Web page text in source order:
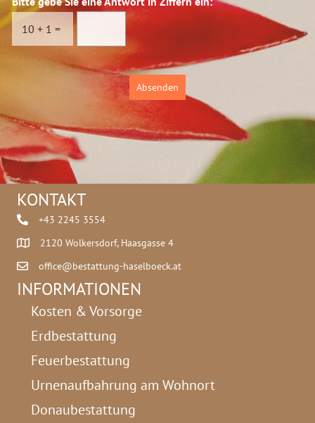
s
c
u
10 + 1 =
Absenden
KONTAKT
+43 2245 3554
2120 Wolkersdorf, Haasgasse 4
office@bestattung-haselboeck.at
INFORMATIONEN
Kosten & Vorsorge
Erdbestattung
Feuerbestattung
Urnenaufbahrung am Wohnort
Donaubestattung